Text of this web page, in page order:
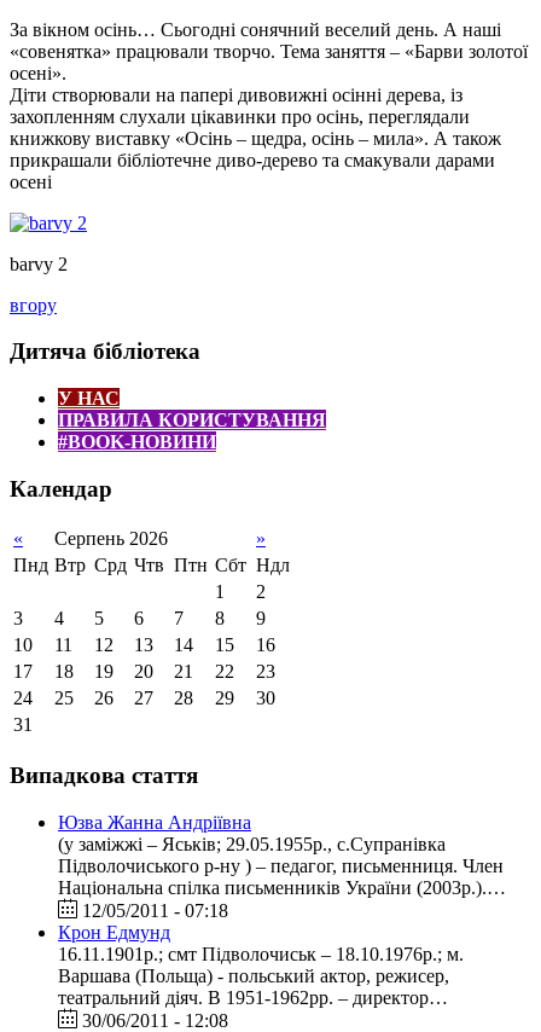
За вікном осінь… Сьогодні сонячний веселий день. А наші
«совенятка» працювали творчо. Тема заняття – «Барви золотої
осені».
Діти створювали на папері дивовижні осінні дерева, із
захопленням слухали цікавинки про осінь, переглядали
книжкову виставку «Осінь – щедра, осінь – мила». А також
прикрашали бібліотечне диво-дерево та смакували дарами
осені
barvy 2
вгору
Дитяча бібліотека
У НАС
ПРАВИЛА КОРИСТУВАННЯ
#BOOK-НОВИНИ
Календар
« Серпень 2026
»
Пнд Втр Срд Чтв Птн Сбт Ндл
1
2
3
4 5 6 7 8
9
10
11 12 13 14 15
16
17
18 19 20 21 22
23
24
25 26 27 28 29
30
31
Випадкова стаття
Юзва Жанна Андріївна
(у заміжжі – Яськів; 29.05.1955р., с.Супранівка
Підволочиського р-ну ) – педагог, письменниця. Член
Національна спілка письменників України (2003р.).…
12/05/2011 - 07:18
Крон Едмунд
16.11.1901р.; смт Підволочиськ – 18.10.1976р.; м.
Варшава (Польща) - польський актор, режисер,
театральний діяч. В 1951-1962рр. – директор…
30/06/2011 - 12:08